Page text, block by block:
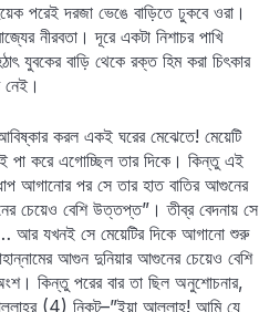
পরেই দরজা ভেঙে বাড়িতে ঢুকবে ওরা।
নীরবতা। দূরে একটা নিশাচর পাখি
যুবকের বাড়ি থেকে রক্ত হিম করা চিৎকার
নেই।
করল একই ঘরের মেঝেতে! মেয়েটি
পা করে এগোচ্ছিল তার দিকে। কিন্তু এই
আগানোর পর সে তার হাত বাতির আগুনের
চেয়েও বেশি উত্তপ্ত”। তীব্র বেদনায় সে
আর যখনই সে মেয়েটির দিকে আগানো শুরু
আগুন দুনিয়ার আগুনের চেয়েও বেশি
কিন্তু পরের বার তা ছিল অনুশোচনার,
(4) নিকট–”ইয়া আল্লাহ্! আমি যে